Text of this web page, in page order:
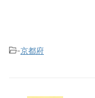
-京都府